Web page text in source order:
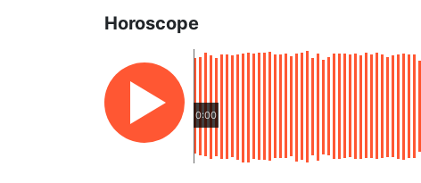
Horoscope
0:00